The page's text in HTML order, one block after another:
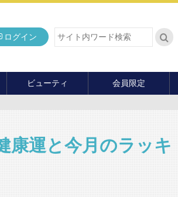
ログイン
ビューティ
ファッション
マナー・教養
会員限定
康運と今月のラッキ